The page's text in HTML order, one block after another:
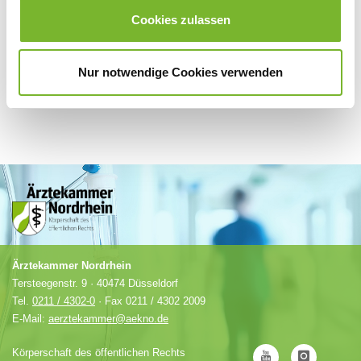
Cookies zulassen
Nur notwendige Cookies verwenden
Ärztekammer Nordrhein
Tersteegenstr. 9 · 40474 Düsseldorf
Tel. 0211 / 4302-0 · Fax 0211 / 4302 2009
E-Mail: aerztekammer@aekno.de
Körperschaft des öffentlichen Rechts